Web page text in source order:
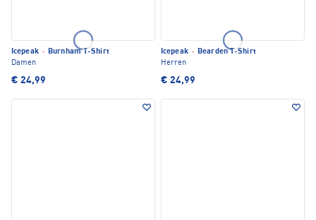
Icepeak · Burnham T-Shirt
Damen
€ 24,99
Icepeak · Bearden T-Shirt
Herren
€ 24,99